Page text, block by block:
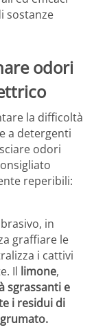
sostanze
odori
la difficoltà
a detergenti
odori
reperibili:
in
graffiare le
i cattivi
Il limone,
sgrassanti e
i residui di